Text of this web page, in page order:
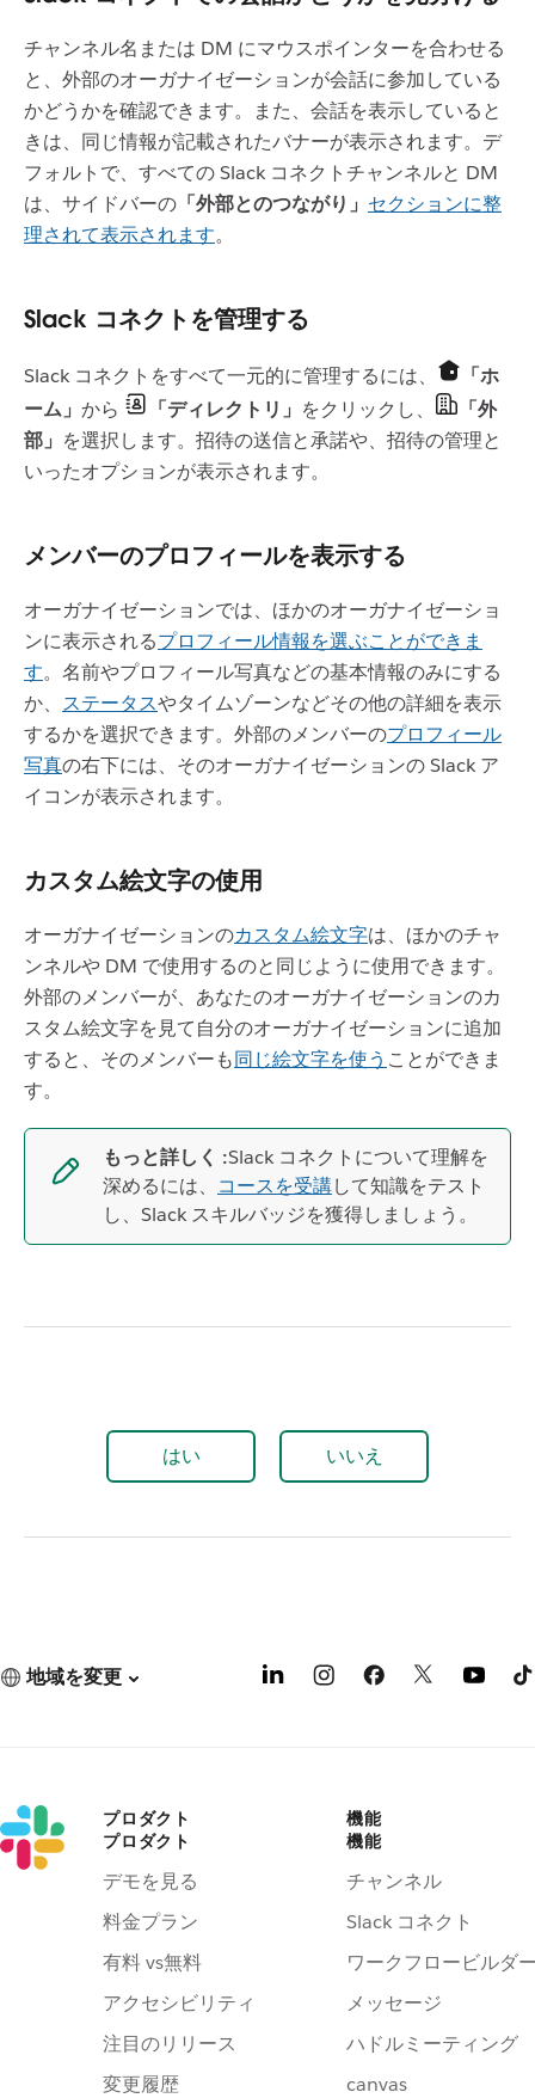
チャンネル名または DM にマウスポインターを合わせる
と、外部のオーガナイゼーションが会話に参加している
かどうかを確認できます。また、会話を表示していると
きは、同じ情報が記載されたバナーが表示されます。デ
フォルトで、すべての Slack コネクトチャンネルと DM
は、サイドバーの 「外部とのつながり」 セクションに整
理されて表示されます。
Slack コネクトを管理する
Slack コネクトをすべて一元的に管理するには、
「ホ
ーム」 から 「ディレクトリ」 をクリックし、
「外
部」 を選択します。招待の送信と承諾や、招待の管理と
いったオプションが表示されます。
メンバーのプロフィールを表示する
オーガナイゼーションでは、ほかのオーガナイゼーショ
ンに表示されるプロフィール情報を選ぶことができま
す。名前やプロフィール写真などの基本情報のみにする
か、 ステータスやタイムゾーンなどその他の詳細を表示
するかを選択できます。外部のメンバーのプロフィール
写真の右下には、そのオーガナイゼーションの Slack ア
イコンが表示されます。
カスタム絵文字の使用
オーガナイゼーションのカスタム絵文字は、ほかのチャ
ンネルや DM で使用するのと同じように使用できます。
外部のメンバーが、あなたのオーガナイゼーションのカ
スタム絵文字を見て自分のオーガナイゼーションに追加
すると、そのメンバーも同じ絵文字を使う ことができま
す。
もっと詳しく :Slack コネクトについて理解を
深めるには、 コースを受講して知識をテスト
し、Slack スキルバッジを獲得しましょう。
はい いいえ
地域を変更
プロダクト
プロダクト
デモを見る
料金プラン
有料 vs無料
アクセシビリティ
注目のリリース
変更履歴
機能
機能
チャンネル
Slack コネクト
ワークフロービルダ
メッセージ
ハドルミーティング
canvas